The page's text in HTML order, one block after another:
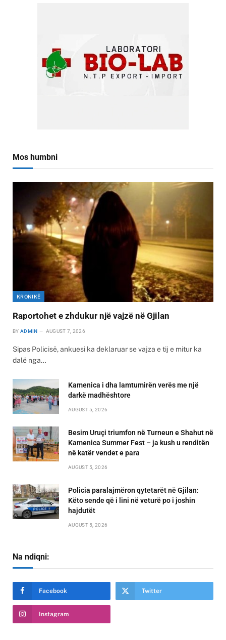
Mos humbni
KRONIKË
Raportohet e zhdukur një vajzë në Gjilan
BY ADMIN AUGUST 7, 2026
Sipas Policisë, ankuesi ka deklaruar se vajza e tij e mitur ka
dalë nga…
Kamenica i dha lamtumirën verës me një
darkë madhështore
AUGUST 5, 2026
Besim Uruçi triumfon në Turneun e Shahut në
Kamenica Summer Fest – ja kush u renditën
në katër vendet e para
AUGUST 5, 2026
Policia paralajmëron qytetarët në Gjilan:
Këto sende që i lini në veturë po i joshin
hajdutët
AUGUST 5, 2026
Na ndiqni:
Facebook Twitter
Instagram